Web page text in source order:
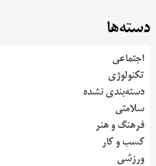
دسته‌ها
اجتماعی
تکنولوژی
دسته‌بندی نشده
سلامتی
فرهنگ و هنر
کسب و کار
ورزشی